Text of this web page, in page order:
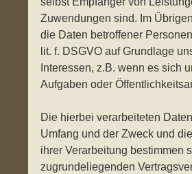
Zuwendungen sind. Im
die Daten betroffener
lit. f. DSGVO auf Grundlage
Interessen, z.B. wenn es sich
Aufgaben oder
Die hierbei verarbeiteten
Umfang und der Zweck und
ihrer Verarbeitung bestimmen
zugrundeliegenden